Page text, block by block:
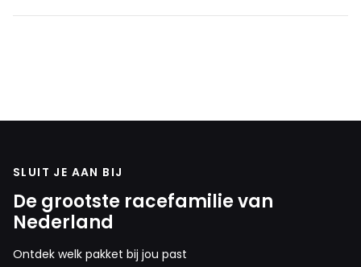
SLUIT JE AAN BIJ
De grootste racefamilie van
Nederland
Ontdek welk pakket bij jou past